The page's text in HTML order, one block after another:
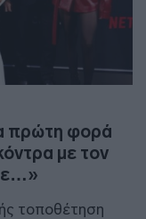
πρώτη φορά
με τον
τοποθέτηση